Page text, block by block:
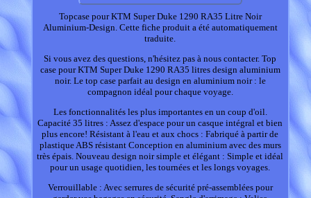
Topcase pour KTM Super Duke 1290 RA35 Litre Noir
Aluminium-Design. Cette fiche produit a été automatiquement
traduite.
Si vous avez des questions, n'hésitez pas à nous contacter. Top
case pour KTM Super Duke 1290 RA35 litres design aluminium
noir. Le top case parfait au design en aluminium noir : le
compagnon idéal pour chaque voyage.
Les fonctionnalités les plus importantes en un coup d'oil.
Capacité 35 litres : Assez d'espace pour un casque intégral et bien
plus encore! Résistant à l'eau et aux chocs : Fabriqué à partir de
plastique ABS résistant Conception en aluminium avec des murs
très épais. Nouveau design noir simple et élégant : Simple et idéal
pour un usage quotidien, les tournées et les longs voyages.
Verrouillable : Avec serrures de sécurité pré-assemblées pour